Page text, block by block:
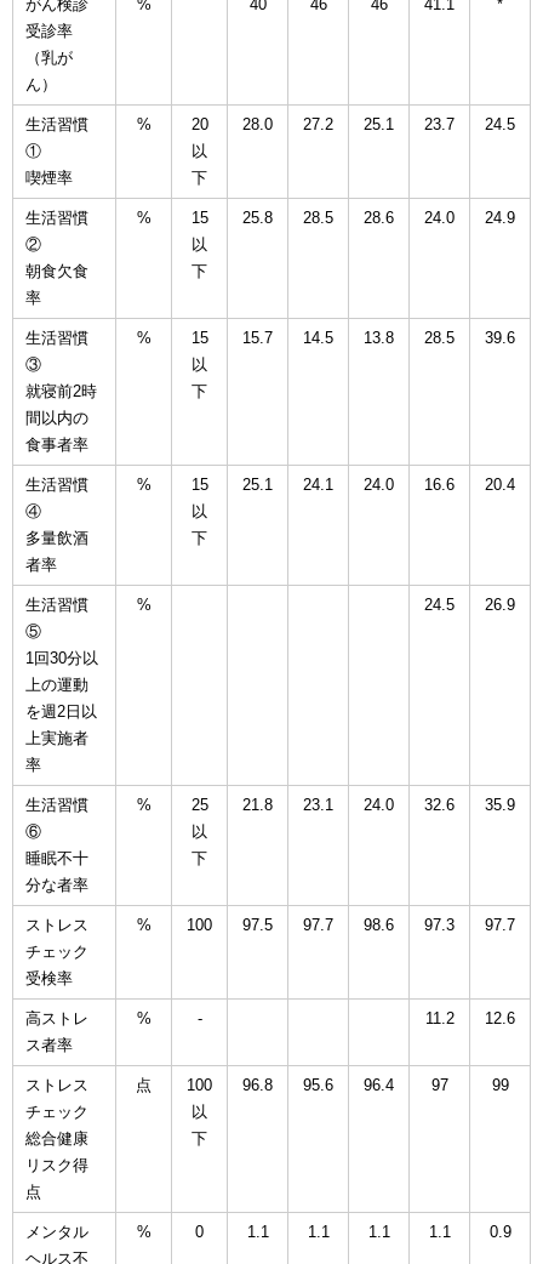
がん検診
受診率
（乳が
ん）
% 40 46 46 41.1 *
生活習慣
①
喫煙率
%
20
以
下
28.0 27.2 25.1 23.7 24.5
生活習慣
②
朝食欠食
率
%
15
以
下
25.8 28.5 28.6 24.0 24.9
生活習慣
③
就寝前2時
間以内の
食事者率
%
15
以
下
15.7 14.5 13.8 28.5 39.6
生活習慣
④
多量飲酒
者率
%
15
以
下
25.1 24.1 24.0 16.6 20.4
生活習慣
⑤
1回30分以
上の運動
を週2日以
上実施者
率
% 24.5 26.9
生活習慣
⑥
睡眠不十
分な者率
%
25
以
下
21.8 23.1 24.0 32.6 35.9
ストレス
チェック
受検率
% 100 97.5 97.7 98.6 97.3 97.7
高ストレ
ス者率
% - 11.2 12.6
ストレス
チェック
総合健康
リスク得
点
点
100
以
下
96.8 95.6 96.4 97 99
メンタル
ヘルス不
% 0 1.1 1.1 1.1 1.1 0.9